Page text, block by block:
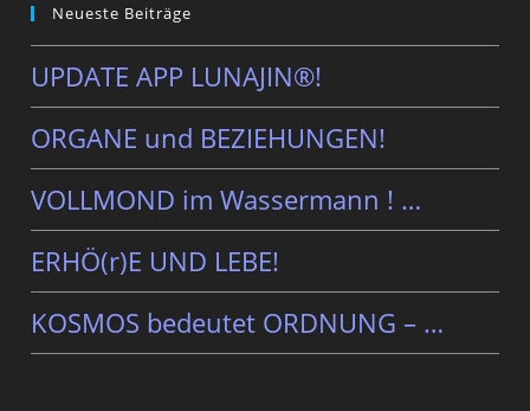
Neueste Beiträge
UPDATE APP LUNAJIN®!
ORGANE und BEZIEHUNGEN!
VOLLMOND im Wassermann ! …
ERHÖ(r)E UND LEBE!
KOSMOS bedeutet ORDNUNG – …